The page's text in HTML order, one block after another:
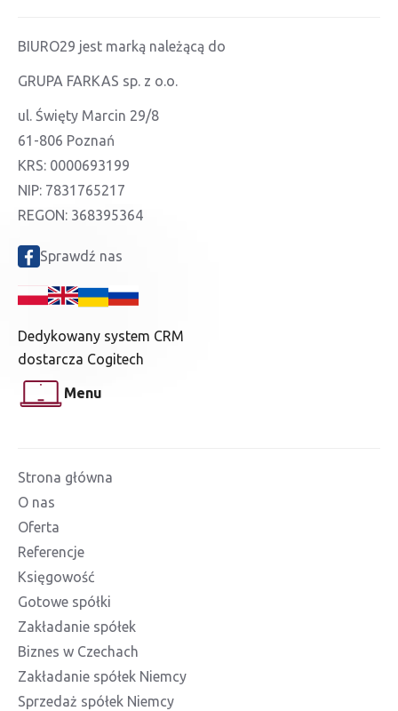
BIURO29 jest marką należącą do
GRUPA FARKAS sp. z o.o.
ul. Święty Marcin 29/8
61-806 Poznań
KRS: 0000693199
NIP: 7831765217
REGON: 368395364
Sprawdź nas
Dedykowany system CRM
dostarcza Cogitech
Menu
Strona główna
O nas
Oferta
Referencje
Księgowość
Gotowe spółki
Zakładanie spółek
Biznes w Czechach
Zakładanie spółek Niemcy
Sprzedaż spółek Niemcy